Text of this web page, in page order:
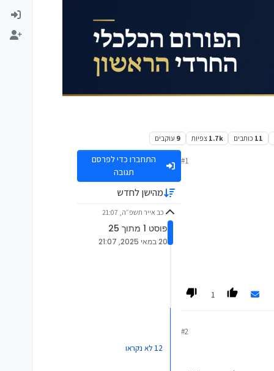
11 כותבים 1.7k צפיות 9 עוקבים
#1
1
#2
התחברו כדי לפרסם
תגובה
מהישן לחדש
כב אייר תשפ״ה, 21:07
פוסט 1 מתוך 25
20 במאי 2025, 21:07
12 לא נקראו